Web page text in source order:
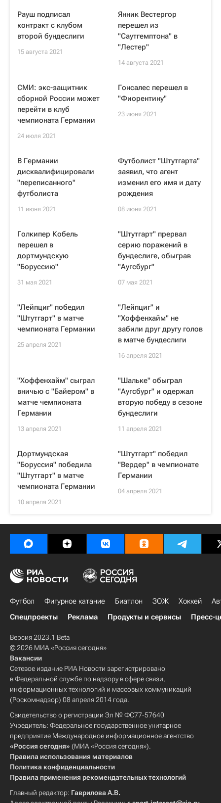
Рауш подписал
контракт с клубом
второй бундеслиги
15 августа 2021
Янник Вестергор
перешел из
"Саутгемптона" в
"Лестер"
14 августа 2021
СМИ: экс-защитник
сборной России может
перейти в клуб
чемпионата Германии
24 июля 2021
Гонсалес перешел в
"Фиорентину"
23 июня 2021
В Германии
дисквалифицировали
"переписанного"
футболиста
11 июня 2021
Футболист "Штутгарта"
заявил, что агент
изменил его имя и дату
рождения
08 июня 2021
Голкипер Кобель
перешел в
дортмундскую
"Боруссию"
31 мая 2021
"Штутгарт" прервал
серию поражений в
бундеслиге, обыграв
"Аугсбург"
07 мая 2021
"Лейпциг" победил
"Штутгарт" в матче
чемпионата Германии
25 апреля 2021
"Лейпциг" и
"Хоффенхайм" не
забили друг другу голов
в матче бундеслиги
16 апреля 2021
"Хоффенхайм" сыграл
вничью с "Байером" в
матче чемпионата
Германии
13 апреля 2021
"Шальке" обыграл
"Аугсбург" и одержал
вторую победу в сезоне
бундеслиги
11 апреля 2021
Дортмундская
"Боруссия" победила
"Штутгарт" в матче
чемпионата Германии
10 апреля 2021
"Штутгарт" победил
"Вердер" в чемпионате
Германии
04 апреля 2021
Футбол Фигурное катание Биатлон ЗОЖ Хоккей
Спецпроекты
Реклама Продукты и сервисы Пресс-
Версия 2023.1 Beta
© 2026 МИА «Россия сегодня»
Вакансии
Сетевое издание РИА Новости зарегистрировано
в Федеральной службе по надзору в сфере связи,
информационных технологий и массовых коммуникаций
(Роскомнадзор) 08 апреля 2014 года.
Свидетельство о регистрации Эл № ФС77-57640
Учредитель: Федеральное государственное унитарное
предприятие Международное информационное агентство
«Россия сегодня» (МИА «Россия сегодня»).
Правила использования материалов
Политика конфиденциальности
Правила применения рекомендательных технологий
Главный редактор: Гаврилова А.В.